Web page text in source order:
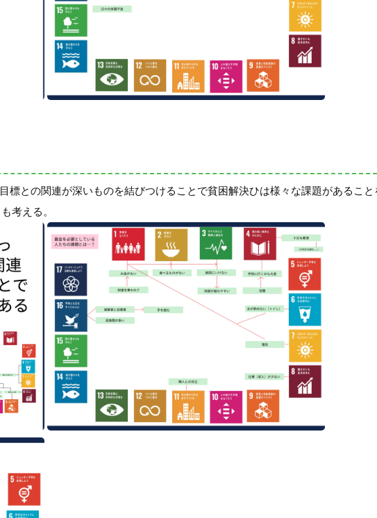
との関連が深いものを結びつけることで貧困解決ひは様々な課題があること
考える。